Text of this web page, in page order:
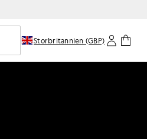
sökning
Storbritannien (GBP)